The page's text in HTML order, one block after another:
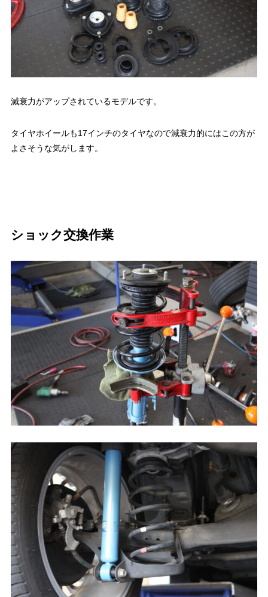
減衰力がアップされているモデルです。
タイヤホイールも17インチのタイヤなので減衰力的にはこの方が
よさそうな気がします。
ショック交換作業